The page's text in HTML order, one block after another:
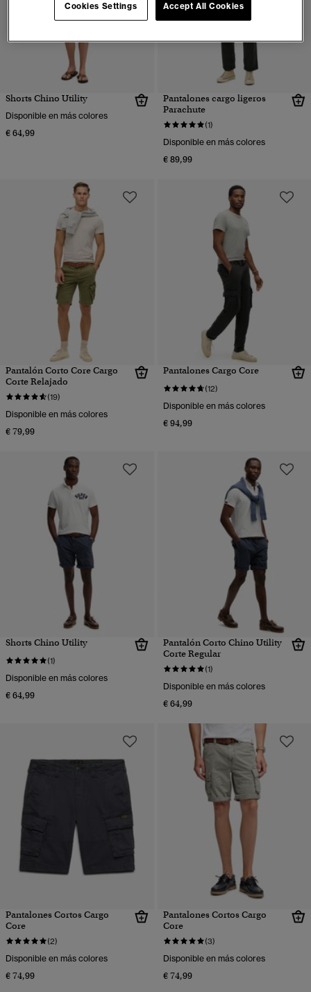
Shorts Chino Utility
Disponible en más colores
€ 64,99
Pantalones cargo ligeros
Parachute
(1)
Disponible en más colores
€ 89,99
Pantalón Corto Core Cargo
Corte Relajado
(19)
Disponible en más colores
€ 79,99
Pantalones Cargo Core
(12)
Disponible en más colores
€ 94,99
Shorts Chino Utility
(1)
Disponible en más colores
€ 64,99
Pantalón Corto Chino Utility
Corte Regular
(1)
Disponible en más colores
€ 64,99
Pantalones Cortos Cargo
Core
(2)
Disponible en más colores
€ 74,99
Pantalones Cortos Cargo
Core
(3)
Disponible en más colores
€ 74,99
Accept All Cookies
Cookies Settings